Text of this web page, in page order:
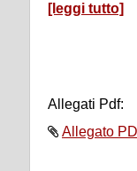
[leggi tutto]
Allegati Pdf:
Allegato